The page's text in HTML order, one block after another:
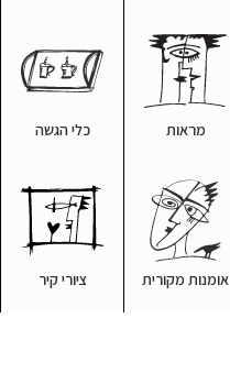
כלי הגשה מראות
ציורי קיר אומנות מקורית